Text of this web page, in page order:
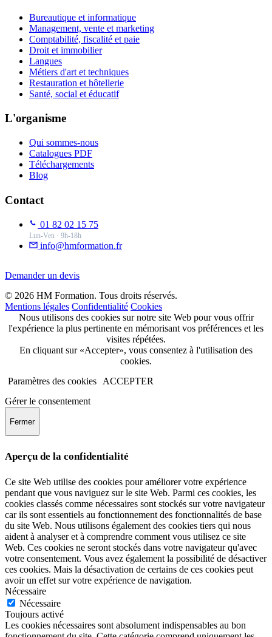
Bureautique et informatique
Management, vente et marketing
Comptabilité, fiscalité et paie
Droit et immobilier
Langues
Métiers d'art et techniques
Restauration et hôtellerie
Santé, social et éducatif
L'organisme
Qui sommes-nous
Catalogues PDF
Téléchargements
Blog
Contact
01 82 02 15 75
Lun-Ven · 9h-18h
info@hmformation.fr
Demander un devis
© 2026 HM Formation. Tous droits réservés.
Mentions légales Confidentialité Cookies
Nous utilisons des cookies sur notre site Web pour vous offrir
l'expérience la plus pertinente en mémorisant vos préférences et les
visites répétées.
En cliquant sur «Accepter», vous consentez à l'utilisation des
cookies.
Paramètres des cookies
ACCEPTER
Gérer le consentement
Fermer
Aperçu de la confidentialité
Ce site Web utilise des cookies pour améliorer votre expérience
pendant que vous naviguez sur le site Web. Parmi ces cookies, les
cookies classés comme nécessaires sont stockés sur votre navigateur
car ils sont essentiels au fonctionnement des fonctionnalités de base
du site Web. Nous utilisons également des cookies tiers qui nous
aident à analyser et à comprendre comment vous utilisez ce site
Web. Ces cookies ne seront stockés dans votre navigateur qu'avec
votre consentement. Vous avez également la possibilité de désactiver
ces cookies. Mais la désactivation de certains de ces cookies peut
avoir un effet sur votre expérience de navigation.
Nécessaire
Nécessaire
Toujours activé
Les cookies nécessaires sont absolument indispensables au bon